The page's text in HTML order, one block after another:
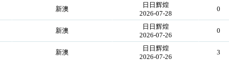
新澳
日日辉煌
2026-07-28
0
新澳
日日辉煌
2026-07-26
0
新澳
日日辉煌
2026-07-26
3